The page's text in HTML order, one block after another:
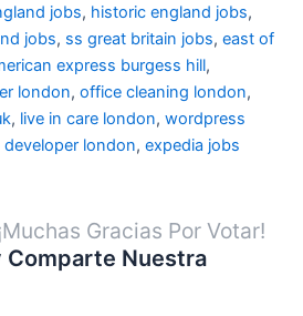
jobs, historic england jobs,
jobs, ss great britain jobs, east of
express burgess hill,
london, office cleaning london,
, live in care london, wordpress
developer london, expedia jobs
Gracias Por Votar!
Comparte Nuestra